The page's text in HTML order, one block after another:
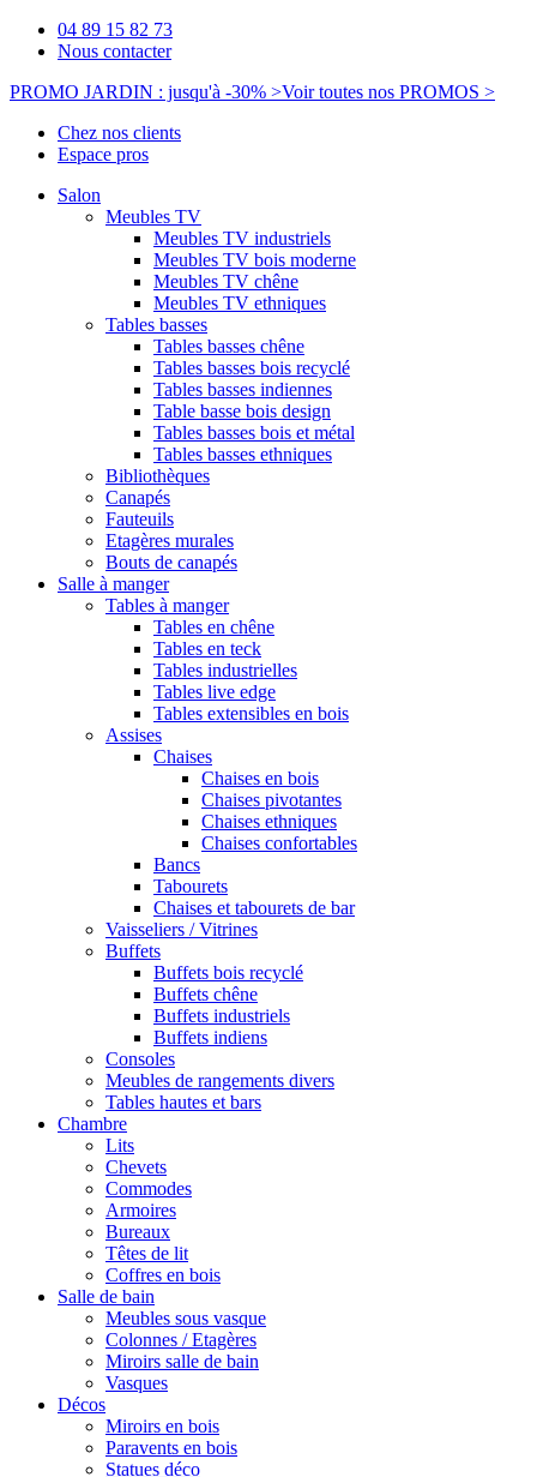
04 89 15 82 73
Nous contacter
PROMO JARDIN : jusqu'à -30% >Voir toutes nos PROMOS >
Chez nos clients
Espace pros
Salon
Meubles TV
Meubles TV industriels
Meubles TV bois moderne
Meubles TV chêne
Meubles TV ethniques
Tables basses
Tables basses chêne
Tables basses bois recyclé
Tables basses indiennes
Table basse bois design
Tables basses bois et métal
Tables basses ethniques
Bibliothèques
Canapés
Fauteuils
Etagères murales
Bouts de canapés
Salle à manger
Tables à manger
Tables en chêne
Tables en teck
Tables industrielles
Tables live edge
Tables extensibles en bois
Assises
Chaises
Chaises en bois
Chaises pivotantes
Chaises ethniques
Chaises confortables
Bancs
Tabourets
Chaises et tabourets de bar
Vaisseliers / Vitrines
Buffets
Buffets bois recyclé
Buffets chêne
Buffets industriels
Buffets indiens
Consoles
Meubles de rangements divers
Tables hautes et bars
Chambre
Lits
Chevets
Commodes
Armoires
Bureaux
Têtes de lit
Coffres en bois
Salle de bain
Meubles sous vasque
Colonnes / Etagères
Miroirs salle de bain
Vasques
Décos
Miroirs en bois
Paravents en bois
Statues déco